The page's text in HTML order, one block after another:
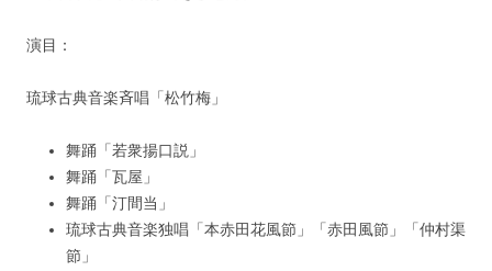
演目：
琉球古典音楽斉唱「松竹梅」
舞踊「若衆揚口説」
舞踊「瓦屋」
舞踊「汀間当」
琉球古典音楽独唱「本赤田花風節」「赤田風節」「仲村渠
節」